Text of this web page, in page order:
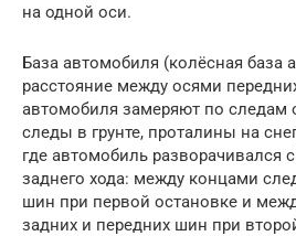
на одной оси.
База автомобиля (колёсная база
расстояние между осями
автомобиля замеряют по следам
следы в грунте, проталины на
где автомобиль разворачивался
заднего хода: между концами
шин при первой остановке и
задних и передних шин при